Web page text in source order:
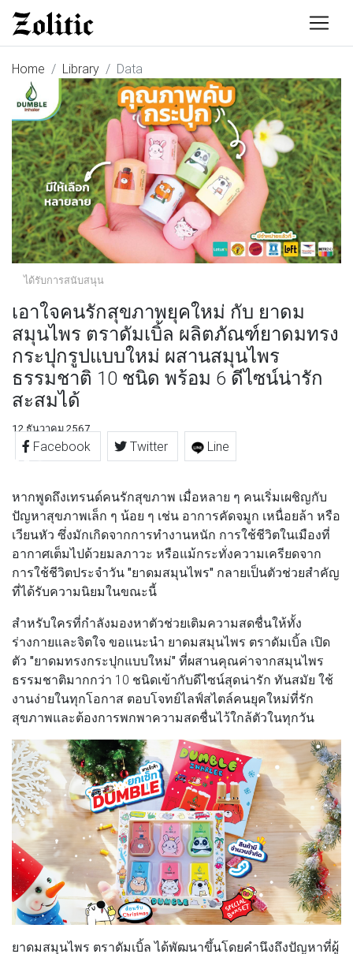
Home Library Data
ได้รับการสนับสนุน
เอาใจคนรักสุขภาพยุคใหม่ กับ ยาดม
สมุนไพร ตราดัมเบิ้ล ผลิตภัณฑ์ยาดมทรง
กระปุกรูปแบบใหม่ ผสานสมุนไพร
ธรรมชาติ 10 ชนิด พร้อม 6 ดีไซน์น่ารัก
สะสมได้
12 ธันวาคม 2567
Facebook Twitter Line
หากพูดถึงเทรนด์คนรักสุขภาพ เมื่อหลาย ๆ คนเริ่มเผชิญกับ
ปัญหาสุขภาพเล็ก ๆ น้อย ๆ เช่น อาการคัดจมูก เหนื่อยล้า หรือ
เวียนหัว ซึ่งมักเกิดจากการทำงานหนัก การใช้ชีวิตในเมืองที่
อากาศเต็มไปด้วยมลภาวะ หรือแม้กระทั่งความเครียดจาก
การใช้ชีวิตประจำวัน "ยาดมสมุนไพร" กลายเป็นตัวช่วยสำคัญ
ที่ได้รับความนิยมในขณะนี้
สำหรับใครที่กำลังมองหาตัวช่วยเติมความสดชื่นให้ทั้ง
ร่างกายและจิตใจ ขอแนะนำ ยาดมสมุนไพร ตราดัมเบิ้ล เปิด
ตัว "ยาดมทรงกระปุกแบบใหม่" ที่ผสานคุณค่าจากสมุนไพร
ธรรมชาติมากกว่า 10 ชนิดเข้ากับดีไซน์สุดน่ารัก ทันสมัย ใช้
งานง่ายในทุกโอกาส ตอบโจทย์ไลฟ์สไตล์คนยุคใหม่ที่รัก
สุขภาพและต้องการพกพาความสดชื่นไว้ใกล้ตัวในทุกวัน
ยาดมสมุนไพร ตราดัมเบิ้ล ได้พัฒนาขึ้นโดยคำนึงถึงปัญหาที่ผู้